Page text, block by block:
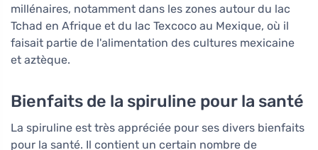
millénaires, notamment dans les zones autour du lac
Tchad en Afrique et du lac Texcoco au Mexique, où il
faisait partie de l'alimentation des cultures mexicaine
et aztèque.
Bienfaits de la spiruline pour la santé
La spiruline est très appréciée pour ses divers bienfaits
pour la santé. Il contient un certain nombre de